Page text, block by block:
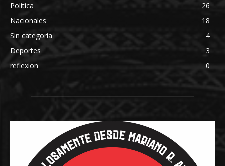
Politica
26
Nacionales
18
Sin categoría
4
Deportes
3
reflexion
0